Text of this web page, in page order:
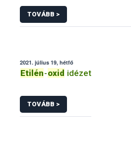
TOVÁBB >
2021. július 19, hétfő
Etilén-oxid idézet
TOVÁBB >